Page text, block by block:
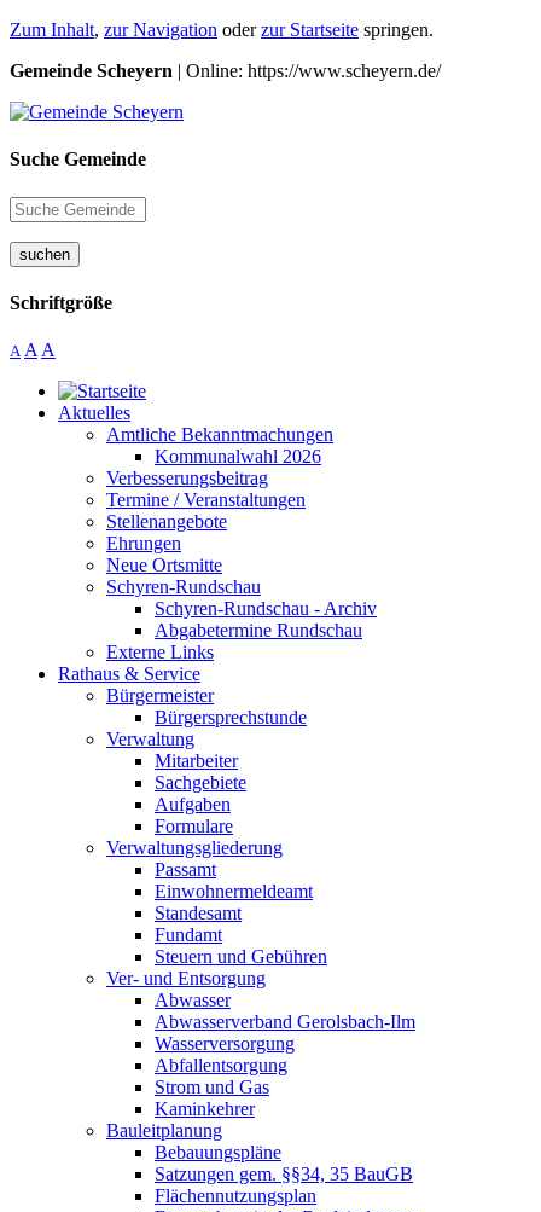
Zum Inhalt, zur Navigation oderzur Startseite springen.
Gemeinde Scheyern | Online: https://www.scheyern.de/
Suche Gemeinde
suchen
Schriftgröße
A A A
Aktuelles
Amtliche Bekanntmachungen
Kommunalwahl 2026
Verbesserungsbeitrag
Termine / Veranstaltungen
Stellenangebote
Ehrungen
Neue Ortsmitte
Schyren-Rundschau
Schyren-Rundschau - Archiv
Abgabetermine Rundschau
Externe Links
Rathaus & Service
Bürgermeister
Bürgersprechstunde
Verwaltung
Mitarbeiter
Sachgebiete
Aufgaben
Formulare
Verwaltungsgliederung
Passamt
Einwohnermeldeamt
Standesamt
Fundamt
Steuern und Gebühren
Ver- und Entsorgung
Abwasser
Abwasserverband Gerolsbach-Ilm
Wasserversorgung
Abfallentsorgung
Strom und Gas
Kaminkehrer
Bauleitplanung
Bebauungspläne
Satzungen gem. §§34, 35 BauGB
Flächennutzungsplan